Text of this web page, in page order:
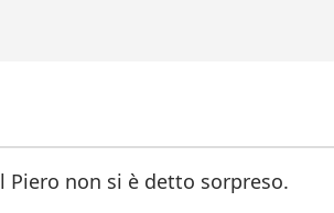
Piero non si è detto sorpreso.